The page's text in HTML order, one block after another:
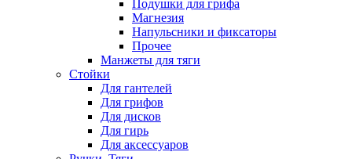
Подушки для грифа
Магнезия
Напульсники и фиксаторы
Прочее
Манжеты для тяги
Стойки
Для гантелей
Для грифов
Для дисков
Для гирь
Для аксессуаров